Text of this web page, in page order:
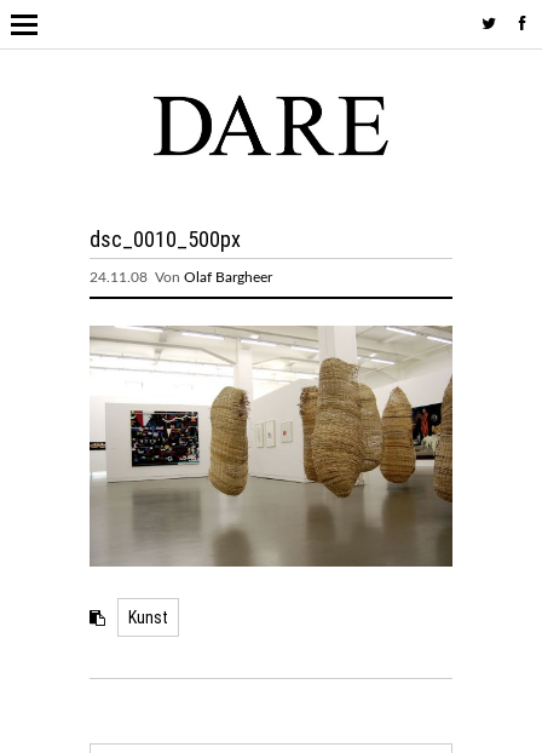
dsc_0010_500px
24.11.08 Von Olaf Bargheer
Kunst